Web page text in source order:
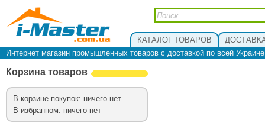
КАТАЛОГ ТОВАРОВ
Интернет магазин промышленных товаров с доставкой по всей
Корзина товаров
В корзине покупок: ничего нет
В избранном: ничего нет